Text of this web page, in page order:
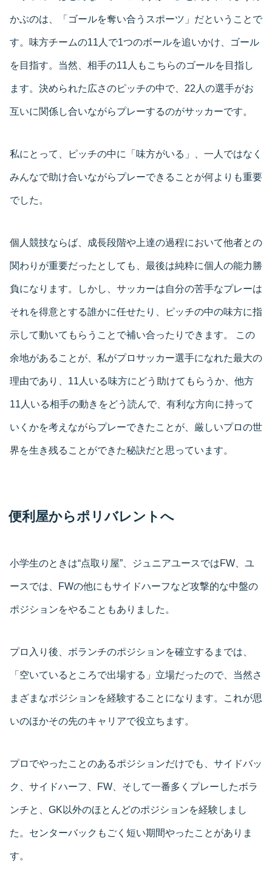
かぶのは、「ゴールを奪い合うスポーツ」だということで
す。味方チームの11人で1つのボールを追いかけ、ゴール
を目指す。当然、相手の11人もこちらのゴールを目指し
ます。決められた広さのピッチの中で、22人の選手がお
互いに関係し合いながらプレーするのがサッカーです。
私にとって、ピッチの中に「味方がいる」、一人ではなく
みんなで助け合いながらプレーできることが何よりも重要
でした。
個人競技ならば、成長段階や上達の過程において他者との
関わりが重要だったとしても、最後は純粋に個人の能力勝
負になります。しかし、サッカーは自分の苦手なプレーは
それを得意とする誰かに任せたり、ピッチの中の味方に指
示して動いてもらうことで補い合ったりできます。 この
余地があることが、私がプロサッカー選手になれた最大の
理由であり、11人いる味方にどう助けてもらうか、他方
11人いる相手の動きをどう読んで、有利な方向に持って
いくかを考えながらプレーできたことが、厳しいプロの世
界を生き残ることができた秘訣だと思っています。
便利屋からポリバレントへ
小学生のときは“点取り屋”、ジュニアユースではFW、ユ
ースでは、FWの他にもサイドハーフなど攻撃的な中盤の
ポジションをやることもありました。
プロ入り後、ボランチのポジションを確立するまでは、
「空いているところで出場する」立場だったので、当然さ
まざまなポジションを経験することになります。これが思
いのほかその先のキャリアで役立ちます。
プロでやったことのあるポジションだけでも、サイドバッ
ク、サイドハーフ、FW、そして一番多くプレーしたボラ
ンチと、GK以外のほとんどのポジションを経験しまし
た。センターバックもごく短い期間やったことがありま
す。